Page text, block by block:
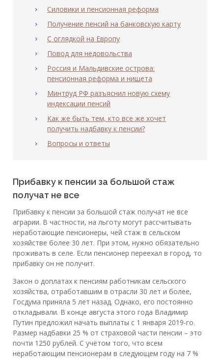
Силовики и пенсионная реформа
Получение пенсий на банковскую карту
С оглядкой на Европу
Повод для недовольства
Россия и Мальдивские острова:
пенсионная реформа и нищета
Минтруд РФ разъяснил новую схему
индексации пенсий
Как же быть тем, кто все же хочет
получить надбавку к пенсии?
Вопросы и ответы
Прибавку к пенсии за большой стаж
получат не все
Прибавку к пенсии за большой стаж получат не все
аграрии. В частности, на льготу могут рассчитывать
неработающие пенсионеры, чей стаж в сельском
хозяйстве более 30 лет. При этом, нужно обязательно
проживать в селе. Если пенсионер переехал в город, то
прибавку он не получит.
Закон о доплатах к пенсиям работникам сельского
хозяйства, отработавшим в отрасли 30 лет и более,
Госдума приняла 5 лет назад. Однако, его постоянно
откладывали. В конце августа этого года Владимир
Путин предложил начать выплаты с 1 января 2019-го.
Размер надбавки 25 % от страховой части пенсии – это
почти 1250 рублей. С учётом того, что всем
неработающим пенсионерам в следующем году на 7 %